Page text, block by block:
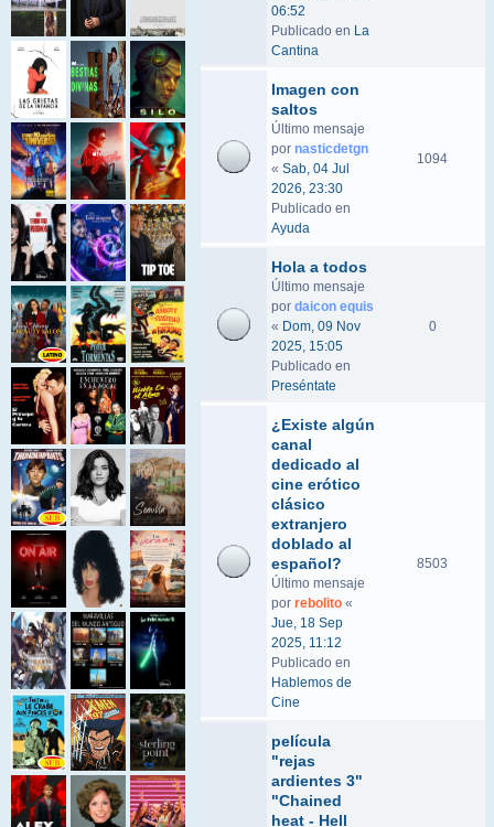
06:52
Publicado en La
Cantina
Imagen con
saltos
Último mensaje
por nasticdetgn
« Sab, 04 Jul
2026, 23:30
Publicado en
Ayuda
1094
Hola a todos
Último mensaje
por daicon equis
« Dom, 09 Nov
2025, 15:05
Publicado en
Preséntate
0
¿Existe algún
canal
dedicado al
cine erótico
clásico
extranjero
doblado al
español?
Último mensaje
por rebolito «
Jue, 18 Sep
2025, 11:12
Publicado en
Hablemos de
Cine
8503
película
"rejas
ardientes 3"
"Chained
heat - Hell